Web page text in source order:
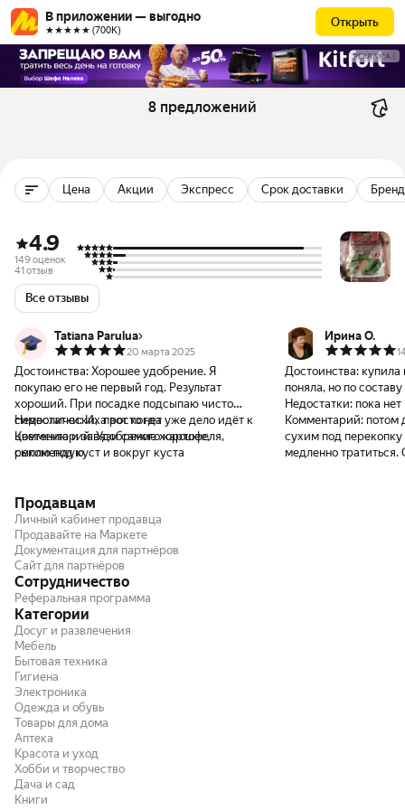
В приложении — выгодно
★★★★★ (700К)
Открыть
РЕКЛАМА
8 предложений
Цена Акции Экспресс Срок доставки Бренд
4.9
149 оценок
41 отзыв
Все отзывы
Tatiana Parulua
20 марта 2025
Достоинства: Хорошее удобрение. Я
покупаю его не первый год. Результат
хороший. При посадке подсыпаю чисто
символически, а вот когда уже дело идёт к
цветению и завязи самого картофеля,
сыплю под куст и вокруг куста
результат.
Недостатки: Их просто нет
Комментарий: Удобрение хорошее,
рекомендую
Ирина О.
Достоинства: купила
поняла, но по
Недостатки: пока нет
Комментарий: потом
сухим под
медленно
Продавцам
Личный кабинет продавца
Продавайте на Маркете
Документация для партнёров
Сайт для партнёров
Сотрудничество
Реферальная программа
Категории
Досуг и развлечения
Мебель
Бытовая техника
Гигиена
Электроника
Одежда и обувь
Товары для дома
Аптека
Красота и уход
Хобби и творчество
Дача и сад
Книги